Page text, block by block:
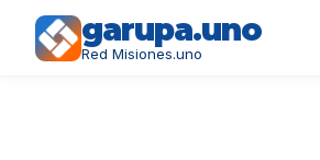
garupa.uno
Red Misiones.uno